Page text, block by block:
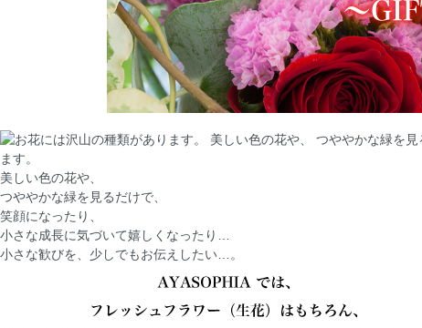
ます。
美しい色の花や、
つややかな緑を見るだけで、
笑顔になったり、
小さな成長に気づいて嬉しくなったり…
小さな歓びを、少しでもお伝えしたい…。